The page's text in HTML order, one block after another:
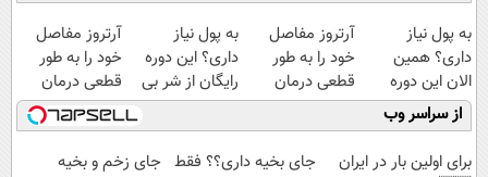
به پول نیاز
داری؟ همین
الان این دوره
رایگان رو شرکت
کن تا دیر نشده!
آرتروز مفاصل
خود را به طور
قطعی درمان
کنید!
◂پرسش‌نامه▸
به پول نیاز
داری؟ این دوره
رایگان از شر بی
پولی خلاصت
میکنه
آرتروز مفاصل
خود را به طور
قطعی درمان
کنید!
◗پرسش‌نامه◖
از سراسر وب
برای اولین بار در ایران
جای بخیه داری؟؟ فقط جای زخم و بخیه